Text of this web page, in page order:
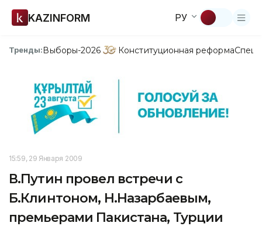
KAZINFORM РУ
Тренды:Выборы-2026 Конституционная реформа
15:59, 29 Января 2009
В.Путин провел встречи с
Б.Клинтоном, Н.Назарбаевым,
премьерами Пакистана, Турции